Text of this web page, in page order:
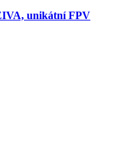
unikátní FPV